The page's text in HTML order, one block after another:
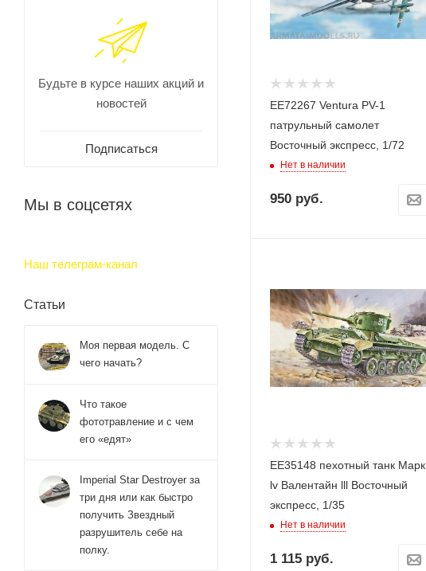
ЕЕ72267 Ventura PV-1
патрульный самолет
Восточный экспресс, 1/72
Нет в наличии
950 руб.
ЕЕ35148 пехотный танк Марк
lv Валентайн lll Восточный
экспресс, 1/35
Нет в наличии
1 115 руб.
Будьте в курсе наших акций и
новостей
Подписаться
Мы в соцсетях
Наш телеграм-канал
Статьи
Моя первая модель. С
чего начать?
Что такое
фототравление и с чем
его «едят»
Imperial Star Destroyer за
три дня или как быстро
получить Звездный
разрушитель себе на
полку.